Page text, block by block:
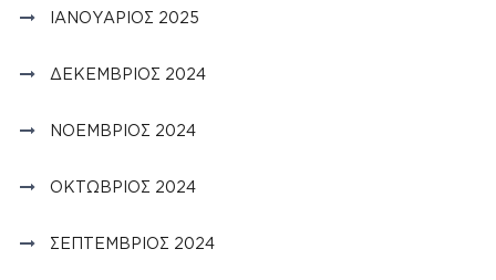
ΙΑΝΟΥΆΡΙΟΣ 2025
ΔΕΚΈΜΒΡΙΟΣ 2024
ΝΟΈΜΒΡΙΟΣ 2024
ΟΚΤΏΒΡΙΟΣ 2024
ΣΕΠΤΈΜΒΡΙΟΣ 2024